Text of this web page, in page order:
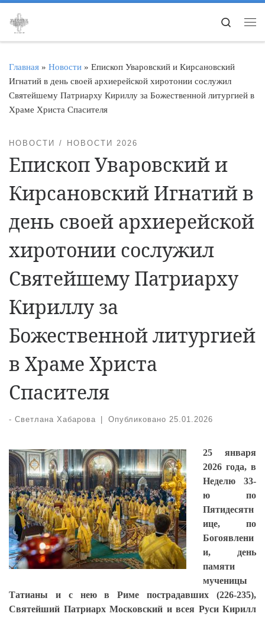
Перейти к содержимому
Search
Главная » Новости » Епископ Уваровский и Кирсановский
Игнатий в день своей архиерейской хиротонии сослужил
Святейшему Патриарху Кириллу за Божественной литургией в
Храме Христа Спасителя
НОВОСТИ НОВОСТИ 2026
Епископ Уваровский и
Кирсановский Игнатий в
день своей архиерейской
хиротонии сослужил
Святейшему Патриарху
Кириллу за
Божественной литургией
в Храме Христа
Спасителя
- Светлана Хабарова Опубликовано 25.01.2026
25 января
2026 года, в
Неделю 33-
ю по
Пятидесятн
ице, по
Богоявлени
и, день
памяти
мученицы
Татианы и с нею в Риме пострадавших (226-235),
Святейший Патриарх Московский и всея Руси Кирилл